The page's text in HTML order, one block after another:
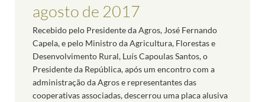
agosto de 2017
Recebido pelo Presidente da Agros, José Fernando
Capela, e pelo Ministro da Agricultura, Florestas e
Desenvolvimento Rural, Luís Capoulas Santos, o
Presidente da República, após um encontro com a
administração da Agros e representantes das
cooperativas associadas, descerrou uma placa alusiva